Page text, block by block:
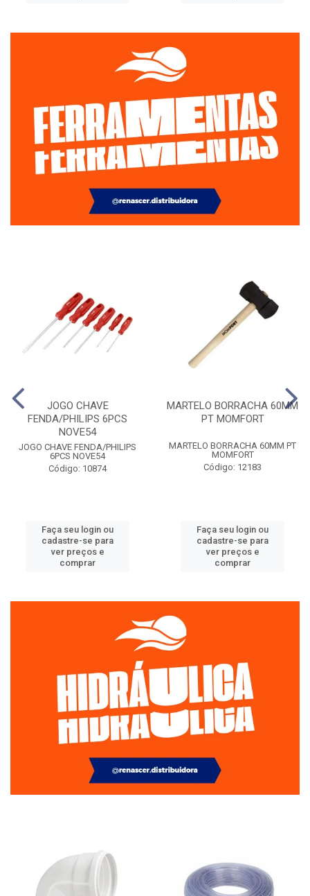
JOGO CHAVE
FENDA/PHILIPS 6PCS
NOVE54
JOGO CHAVE FENDA/PHILIPS
6PCS NOVE54
Código: 10874
Faça seu login ou
cadastre-se para
ver preços e
comprar
MARTELO BORRACHA 60MM
PT MOMFORT
MARTELO BORRACHA 60MM PT
MOMFORT
Código: 12183
Faça seu login ou
cadastre-se para
ver preços e
comprar